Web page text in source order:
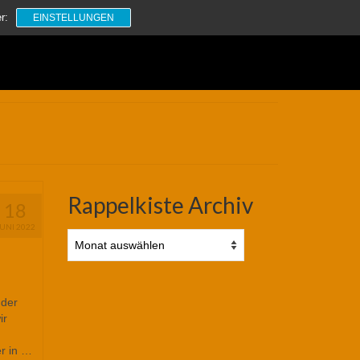
Suchen
nach:
18
2022
in …
Rappelkiste Archiv
Archiv
EINSTELLUNGEN